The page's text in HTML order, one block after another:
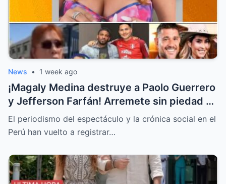
News • 1 week ago
¡Magaly Medina destruye a Paolo Guerrero
y Jefferson Farfán! Arremete sin piedad y
llama “descerebrados” a Peluchín y a La
Granja VIP
El periodismo del espectáculo y la crónica social en el
Perú han vuelto a registrar…